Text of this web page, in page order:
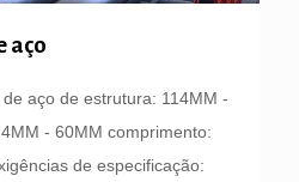
aço
aço de estrutura: 114MM -
- 60MM comprimento:
de especificação: